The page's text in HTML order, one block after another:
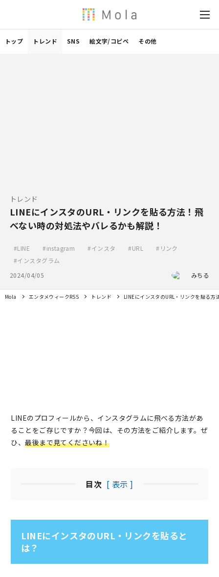
トップ トレンド SNS 絵文字/コピペ その他
トレンド
LINEにインスタのURL・リンクを貼る方法！飛
べない時の対処法やバレるかも解説！
LINE instagram インスタ URL
リンク
インスタグラム
2024/04/05
みちる
Mola エンタメウィークRSS トレンド LINEにインスタのURL・リンクを貼る
LINEのプロフィールから、インスタグラムに飛べる方法があ
ることをご存じですか？今回は、その方法をご紹介します。ぜ
ひ、最後まで見てくださいね！
目次 [ 表示 ]
LINEにインスタのURL・リンクを貼ると
は？